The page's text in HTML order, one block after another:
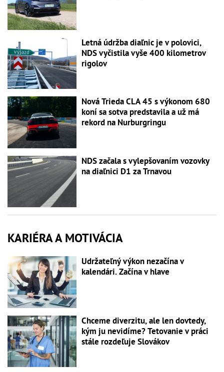
Letná údržba diaľnic je v polovici,
NDS vyčistila vyše 400 kilometrov
rigolov
Nová Trieda CLA 45 s výkonom 680
koní sa sotva predstavila a už má
rekord na Nurburgringu
NDS začala s vylepšovaním vozovky
na diaľnici D1 za Trnavou
KARIÉRA A MOTIVÁCIA
Udržateľný výkon nezačína v
kalendári. Začína v hlave
Chceme diverzitu, ale len dovtedy,
kým ju nevidíme? Tetovanie v práci
stále rozdeľuje Slovákov